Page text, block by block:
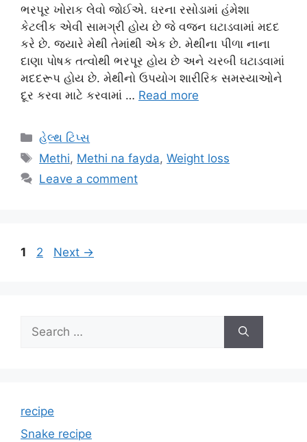
ભરપૂર ખોરાક લેવો જોઈએ. ઘરના રસોડામાં હંમેશા
કેટલીક એવી સામગ્રી હોય છે જે વજન ઘટાડવામાં મદદ
કરે છે. જ્યારે મેથી તેમાંથી એક છે. મેથીના પીળા નાના
દાણા પોષક તત્વોથી ભરપૂર હોય છે અને ચરબી ઘટાડવામાં
મદદરૂપ હોય છે. મેથીનો ઉપયોગ શારીરિક સમસ્યાઓને
દૂર કરવા માટે કરવામાં … Read more
Categories
હેલ્થ ટિપ્સ
Tags
Methi, Methi na fayda,Weight loss
Leave a comment
Page
1 Page
2 Next →
for:
recipe
Snake recipe